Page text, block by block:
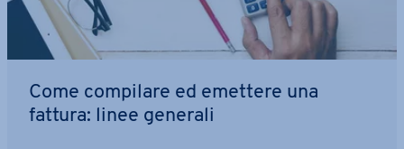
Come compilare ed emettere una
fattura: linee generali